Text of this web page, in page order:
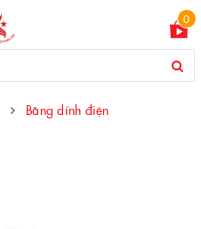
0
Băng dính điện